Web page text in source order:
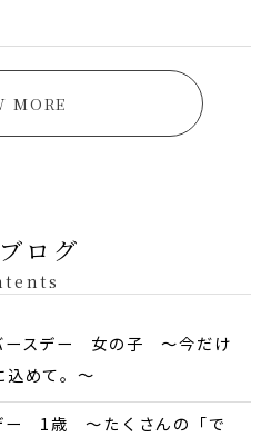
MORE
ログ
ースデー 女の子 〜今だけ
込めて。〜
ー 1歳 〜たくさんの「で